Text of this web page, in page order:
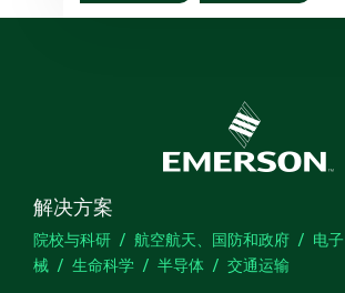
解决方案
院校与科研 航空航天、国防和政府 电子
械
生命科学 半导体 交通运输